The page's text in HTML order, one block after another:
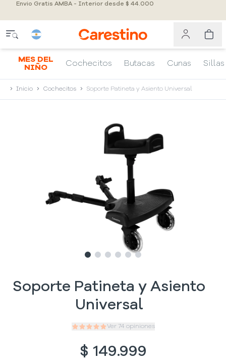
Envio Gratis AMBA - Interior desde $ 44.000
MES DEL
NIÑO
Cochecitos Butacas Cunas Sillas
Inicio Cochecitos Soporte Patineta y Asiento Universal
Slide1
Slide2
Slide3
Slide4
SlideSlide
Soporte Patineta y Asiento
Universal
Ver 74 opiniones
$ 149.999